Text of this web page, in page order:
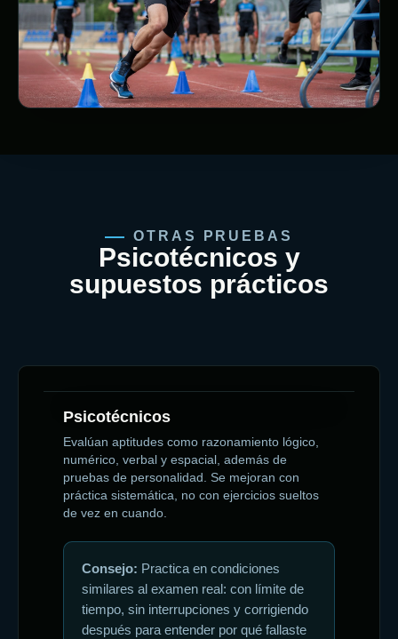
OTRAS PRUEBAS
Psicotécnicos y
supuestos prácticos
Psicotécnicos
Evalúan aptitudes como razonamiento lógico,
numérico, verbal y espacial, además de
pruebas de personalidad. Se mejoran con
práctica sistemática, no con ejercicios sueltos
de vez en cuando.
Consejo: Practica en condiciones
similares al examen real: con límite de
tiempo, sin interrupciones y corrigiendo
después para entender por qué fallaste